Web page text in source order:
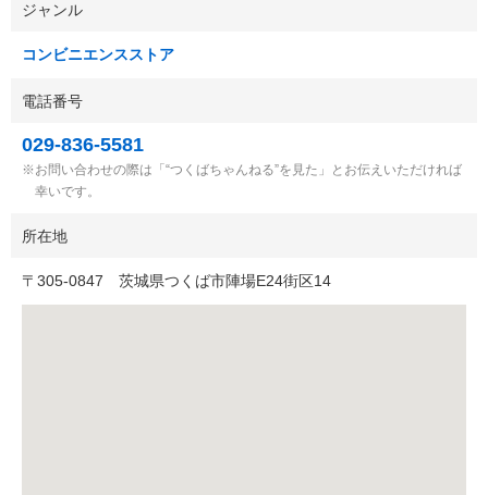
ジャンル
コンビニエンスストア
電話番号
029-836-5581
お問い合わせの際は「“つくばちゃんねる”を見た」とお伝えいただければ
幸いです。
所在地
〒 305-0847 茨城県つくば市陣場E24街区14